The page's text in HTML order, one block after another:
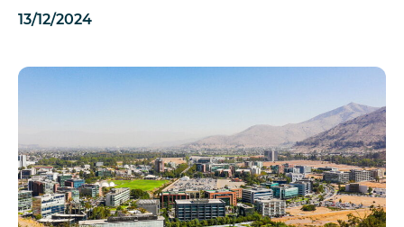
13/12/2024